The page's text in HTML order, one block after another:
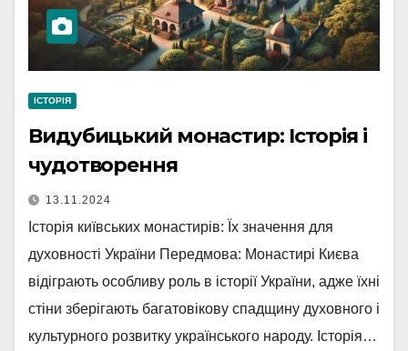
ІСТОРІЯ
Видубицький монастир: Історія і
чудотворення
13.11.2024
Історія київських монастирів: Їх значення для
духовності України Передмова: Монастирі Києва
відіграють особливу роль в історії України, адже їхні
стіни зберігають багатовікову спадщину духовного і
культурного розвитку українського народу. Історія…